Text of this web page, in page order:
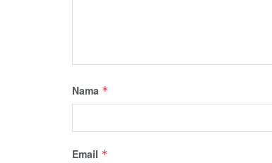
Nama *
Email *